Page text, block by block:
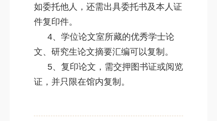
如委托他人，还需出具委托书及本人证
件复印件。
4、学位论文室所藏的优秀学士论
文、研究生论文摘要汇编可以复制。
5、复印论文，需交押图书证或阅览
证，并只限在馆内复制。